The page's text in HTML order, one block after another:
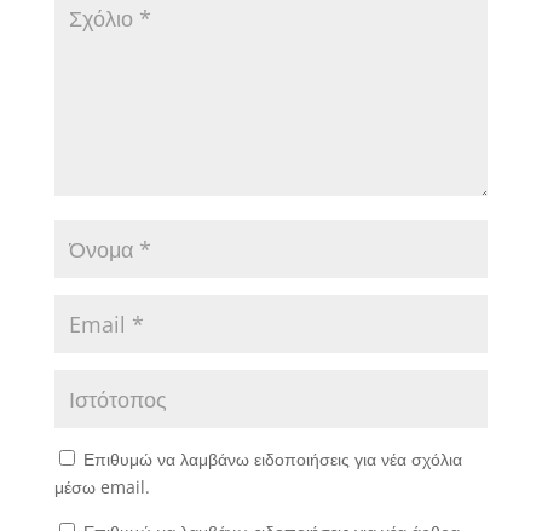
Επιθυμώ να λαμβάνω ειδοποιήσεις για νέα σχόλια
μέσω email.